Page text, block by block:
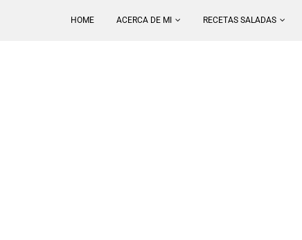
HOME ACERCA DE MI RECETAS SALADAS